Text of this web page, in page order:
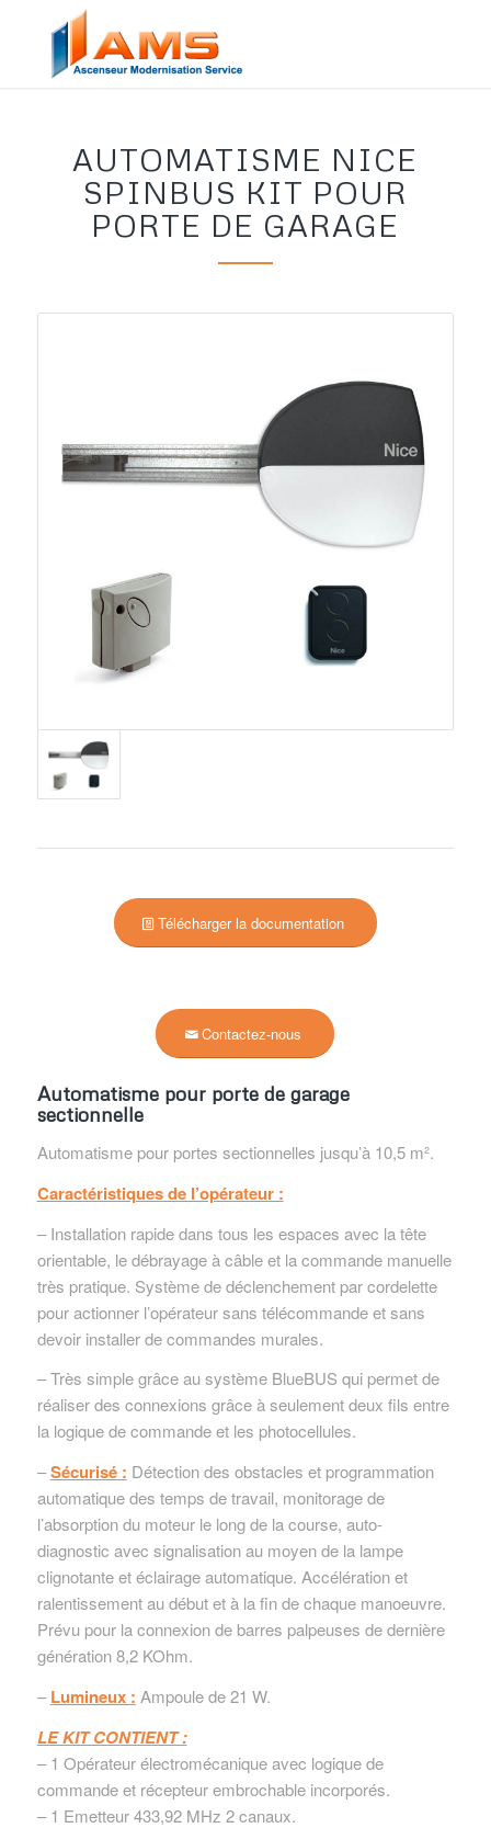
AUTOMATISME NICE
SPINBUS KIT POUR
PORTE DE GARAGE
Télécharger la documentation
Contactez-nous
Automatisme pour porte de garage
sectionnelle
Automatisme pour portes sectionnelles jusqu’à 10,5 m².
Caractéristiques de l’opérateur :
– Installation rapide dans tous les espaces avec la tête
orientable, le débrayage à câble et la commande manuelle
très pratique. Système de déclenchement par cordelette
pour actionner l’opérateur sans télécommande et sans
devoir installer de commandes murales.
– Très simple grâce au système BlueBUS qui permet de
réaliser des connexions grâce à seulement deux fils entre
la logique de commande et les photocellules.
–Sécurisé : Détection des obstacles et programmation
automatique des temps de travail, monitorage de
l’absorption du moteur le long de la course, auto-
diagnostic avec signalisation au moyen de la lampe
clignotante et éclairage automatique. Accélération et
ralentissement au début et à la fin de chaque manoeuvre.
Prévu pour la connexion de barres palpeuses de dernière
génération 8,2 KOhm.
–Lumineux : Ampoule de 21 W.
LE KIT CONTIENT :
– 1 Opérateur électromécanique avec logique de
commande et récepteur embrochable incorporés.
– 1 Emetteur 433,92 MHz 2 canaux.